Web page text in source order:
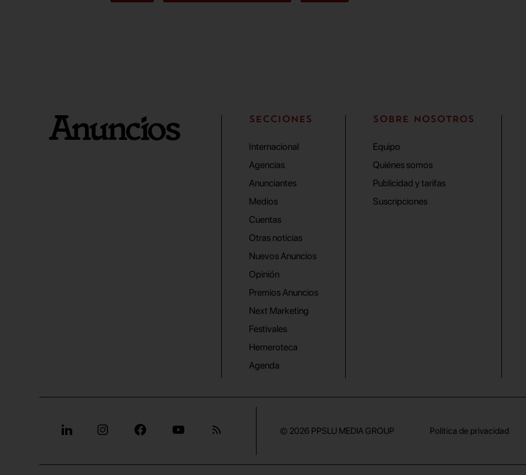
SECCIONES
Internacional
Agencias
Anunciantes
Medios
Cuentas
Otras noticias
Nuevos Anuncios
Opinión
Premios Anuncios
Next Marketing
Festivales
Hemeroteca
Agenda
SOBRE NOSOTROS
Equipo
Quiénes somos
Publicidad y tarifas
Suscripciones
© 2026 PPSLU MEDIA GROUP Política de privacidad